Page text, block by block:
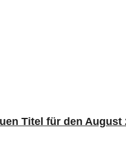
Titel für den August